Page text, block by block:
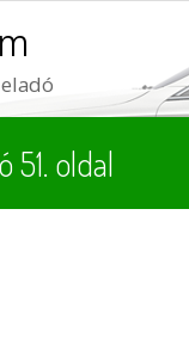
51. oldal